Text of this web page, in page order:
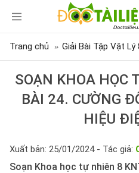
Trang chủ Giải Bài Tập Vật Lý
SOẠN KHOA HỌC
BÀI 24. CƯỜNG
HIỆU
Xuất bản: 25/01/2024 - Tác giả:
Soạn Khoa học tự nhiên 8